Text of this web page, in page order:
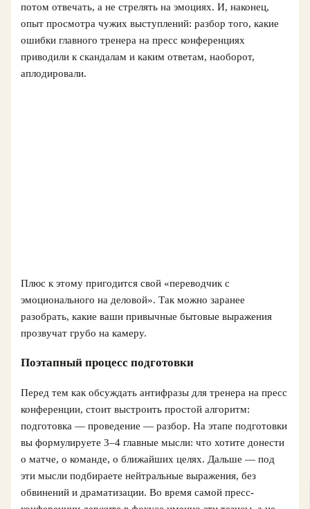
потом отвечать, а не стрелять на эмоциях. И, наконец,
опыт просмотра чужих выступлений: разбор того, какие
ошибки главного тренера на пресс конференциях
приводили к скандалам и каким ответам, наоборот,
аплодировали.
Плюс к этому пригодится свой «переводчик с
эмоционального на деловой». Так можно заранее
разобрать, какие ваши привычные бытовые выражения
прозвучат грубо на камеру.
Поэтапный процесс подготовки
Перед тем как обсуждать антифразы для тренера на пресс
конференции, стоит выстроить простой алгоритм:
подготовка — проведение — разбор. На этапе подготовки
вы формулируете 3–4 главные мысли: что хотите донести
о матче, о команде, о ближайших целях. Дальше — под
эти мысли подбираете нейтральные выражения, без
обвинений и драматизации. Во время самой пресс-